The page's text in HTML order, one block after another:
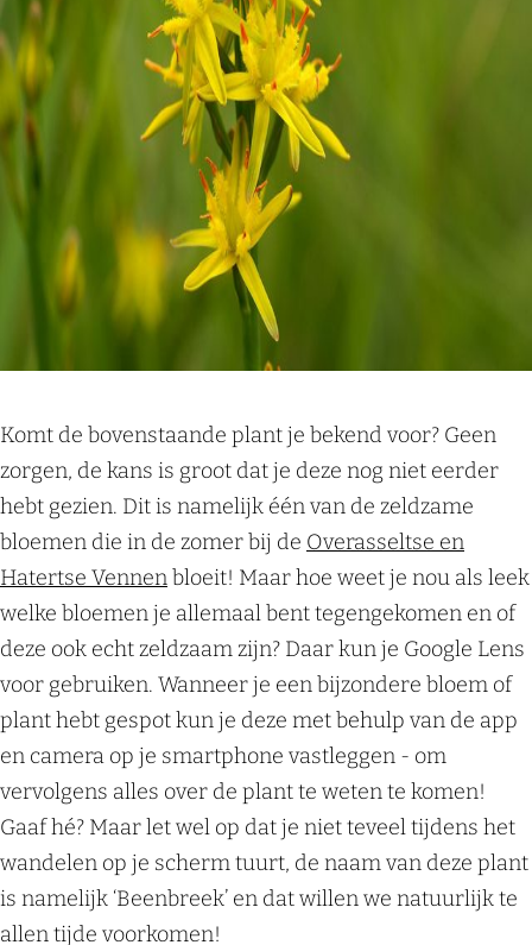
Komt de bovenstaande plant je bekend voor? Geen
zorgen, de kans is groot dat je deze nog niet eerder
hebt gezien. Dit is namelijk één van de zeldzame
bloemen die in de zomer bij de Overasseltse en
Hatertse Vennenbloeit! Maar hoe weet je nou als leek
welke bloemen je allemaal bent tegengekomen en of
deze ook echt zeldzaam zijn? Daar kun je Google Lens
voor gebruiken. Wanneer je een bijzondere bloem of
plant hebt gespot kun je deze met behulp van de app
en camera op je smartphone vastleggen - om
vervolgens alles over de plant te weten te komen!
Gaaf hé? Maar let wel op dat je niet teveel tijdens het
wandelen op je scherm tuurt, de naam van deze plant
is namelijk ‘Beenbreek’ en dat willen we natuurlijk te
allen tijde voorkomen!